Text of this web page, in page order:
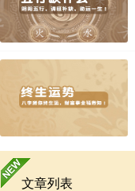
文章列表